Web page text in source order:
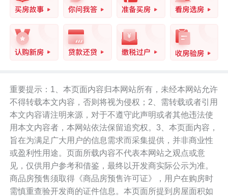
重要提示：1、本页面内容归本网站所有，未经本网站允许
不得转载本文内容，否则将视为侵权；2、需转载或者引用
本文内容请注明来源，对于不遵守此声明或者其他违法使
用本文内容者，本网站依法保留追究权。3、本页面内容，
旨在为满足广大用户的信息需求而采集提供，并非商业性
或盈利性用途。页面所载内容不代表本网站之观点或意
见，仅供用户参考和借鉴，最终以开发商实际公示为准。
商品房预售须取得《商品房预售许可证》，用户在购房时
需慎重查验开发商的证件信息。本页面所提到房屋面积如